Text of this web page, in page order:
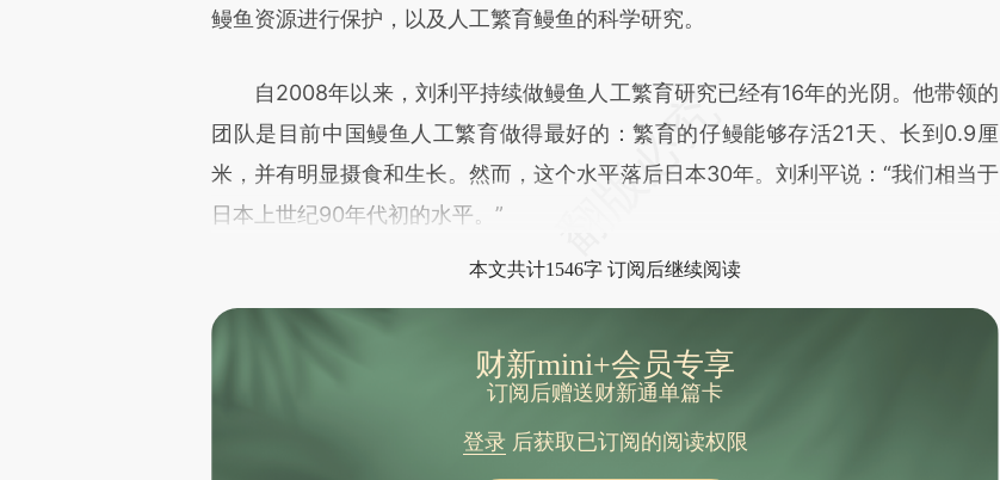
鳗鱼资源进行保护，以及人工繁育鳗鱼的科学研究。
自2008年以来，刘利平持续做鳗鱼人工繁育研究已经有16年的光阴。他带领的
团队是目前中国鳗鱼人工繁育做得最好的：繁育的仔鳗能够存活21天、长到0.9厘
米，并有明显摄食和生长。然而，这个水平落后日本30年。刘利平说：“我们相当于
日本上世纪90年代初的水平。”
本文共计1546字 订阅后继续阅读
财新mini+会员专享
订阅后赠送财新通单篇卡
登录后获取已订阅的阅读权限